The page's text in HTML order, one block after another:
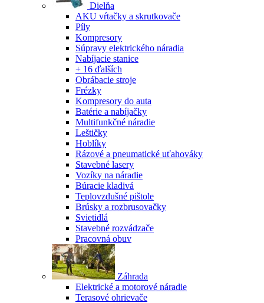
Dielňa
AKU vŕtačky a skrutkovače
Píly
Kompresory
Súpravy elektrického náradia
Nabíjacie stanice
+ 16 ďalších
Obrábacie stroje
Frézky
Kompresory do auta
Batérie a nabíjačky
Multifunkčné náradie
Leštičky
Hoblíky
Rázové a pneumatické uťahováky
Stavebné lasery
Vozíky na náradie
Búracie kladivá
Teplovzdušné pištole
Brúsky a rozbrusovačky
Svietidlá
Stavebné rozvádzače
Pracovná obuv
Záhrada
Elektrické a motorové náradie
Terasové ohrievače